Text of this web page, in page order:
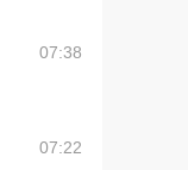
07:38
07:22